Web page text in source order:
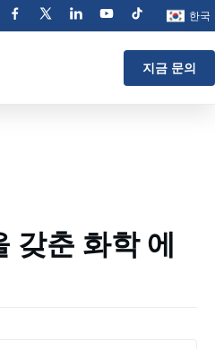
한국
지금 문의
갖춘 화학 에